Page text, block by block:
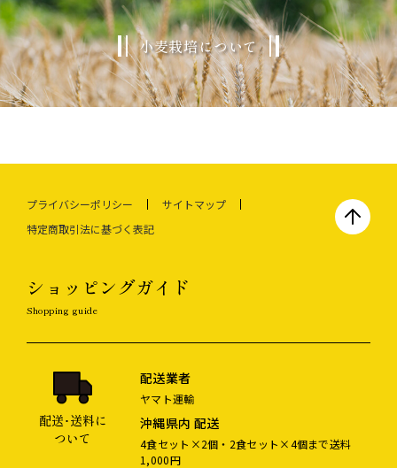
小麦栽培について
プライバシーポリシー
サイトマップ
特定商取引法に基づく表記
ショッピングガイド
Shopping guide
配送･送料に
ついて
配送業者
ヤマト運輸
沖縄県内 配送
4食セット×2個・2食セット×4個まで送料
1,000円